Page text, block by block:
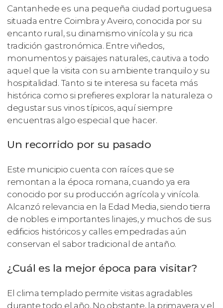
Cantanhede es una pequeña ciudad portuguesa
situada entre Coimbra y Aveiro, conocida por su
encanto rural, su dinamismo vinícola y su rica
tradición gastronómica. Entre viñedos,
monumentos y paisajes naturales, cautiva a todo
aquel que la visita con su ambiente tranquilo y su
hospitalidad. Tanto si te interesa su faceta más
histórica como si prefieres explorar la naturaleza o
degustar sus vinos típicos, aquí siempre
encuentras algo especial que hacer.
Un recorrido por su pasado
Este municipio cuenta con raíces que se
remontan a la época romana, cuando ya era
conocido por su producción agrícola y vinícola.
Alcanzó relevancia en la Edad Media, siendo tierra
de nobles e importantes linajes, y muchos de sus
edificios históricos y calles empedradas aún
conservan el sabor tradicional de antaño.
¿Cuál es la mejor época para visitar?
El clima templado permite visitas agradables
durante todo el año. No obstante, la primavera y el